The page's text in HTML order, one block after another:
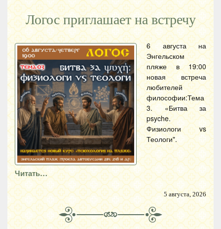
Логос приглашает на встречу
6 августа на
Энгельском
пляже в 19:00
новая встреча
любителей
философии:Тема
3. «Битва за
psyche.
Физиологи vs
Теологи".
Читать…
5 августа, 2026